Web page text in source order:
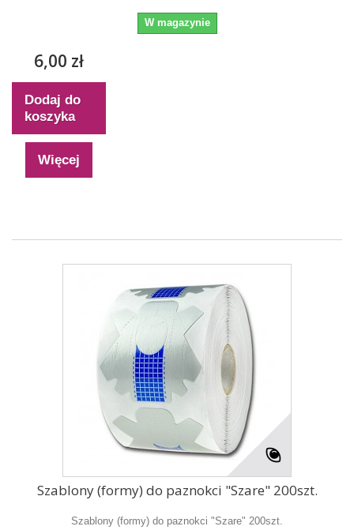
W magazynie
6,00 zł
Dodaj do
koszyka
Więcej
Szablony (formy) do paznokci "Szare" 200szt.
Szablony (formy) do paznokci "Szare" 200szt.